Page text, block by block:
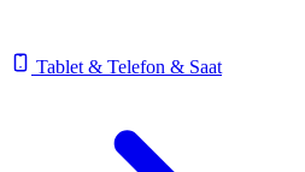
Tablet & Telefon & Saat